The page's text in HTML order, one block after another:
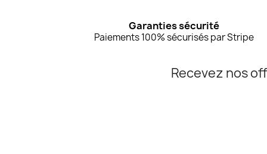
Garanties sécurité
Paiements 100% sécurisés par Stripe
Recevez nos